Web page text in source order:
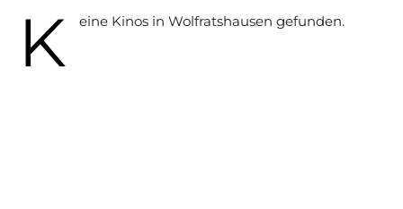
K eine Kinos in Wolfratshausen gefunden.